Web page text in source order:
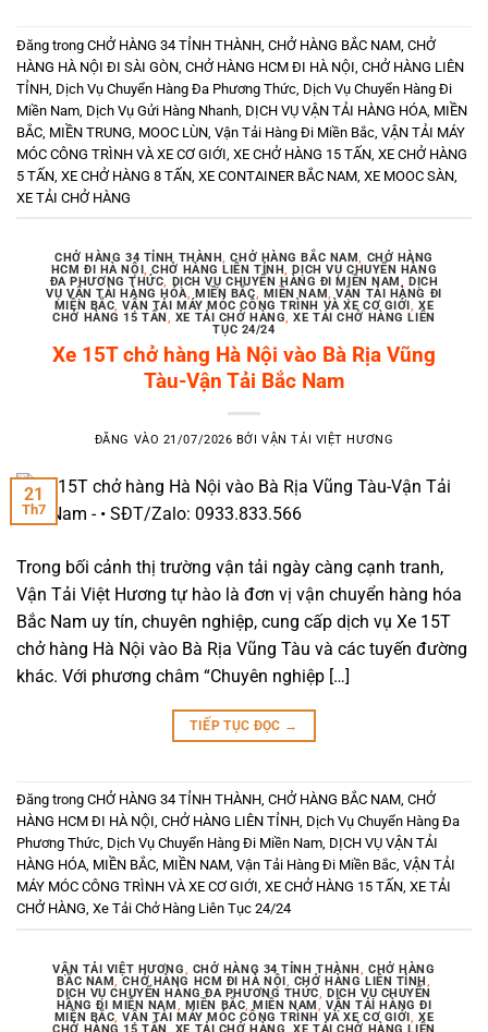
Đăng trong CHỞ HÀNG 34 TỈNH THÀNH CHỞ HÀNG BẮC NAM CHỞ
HÀNG HÀ NỘI ĐI SÀI GÒN CHỞ HÀNG HCM ĐI HÀ NỘI CHỞ HÀNG LIÊN
TỈNH Dịch Vụ Chuyển Hàng Đa Phương Thức Dịch Vụ Chuyển Hàng Đi
Miền Nam Dịch Vụ Gửi Hàng Nhanh DỊCH VỤ VẬN TẢI HÀNG HÓA MIỀN
BẮC MIỀN TRUNG MOOC LÙN Vận Tải Hàng Đi Miền Bắc VẬN TẢI MÁY
MÓC CÔNG TRÌNH VÀ XE CƠ GIỚI XE CHỞ HÀNG 15 TẤN XE CHỞ HÀNG
5 TẤN XE CHỞ HÀNG 8 TẤN XE CONTAINER BẮC NAM XE MOOC SÀN
XE TẢI CHỞ HÀNG
CHỞ HÀNG 34 TỈNH THÀNH,CHỞ HÀNG BẮC NAM, CHỞ HÀNG
HCM ĐI HÀ NỘI,CHỞ HÀNG LIÊN TỈNH, DỊCH VỤ CHUYỂN HÀNG
ĐA PHƯƠNG THỨC, DỊCH VỤ CHUYỂN HÀNG ĐI MIỀN NAM , DỊCH
VỤ VẬN TẢI HÀNG HÓA, MIỀN BẮC, MIỀN NAM,VẬN TẢI HÀNG ĐI
MIỀN BẮC,VẬN TẢI MÁY MÓC CÔNG TRÌNH VÀ XE CƠ GIỚI , XE
CHỞ HÀNG 15 TẤN , XE TẢI CHỞ HÀNG,XE TẢI CHỞ HÀNG LIÊN
TỤC 24/24
Xe 15T chở hàng Hà Nội vào Bà Rịa Vũng
Tàu-Vận Tải Bắc Nam
ĐĂNG VÀO 21/07/2026 BỞIVẬN TẢI VIỆT HƯƠNG
21
Th7
Trong bối cảnh thị trường vận tải ngày càng cạnh tranh,
Vận Tải Việt Hương tự hào là đơn vị vận chuyển hàng hóa
Bắc Nam uy tín, chuyên nghiệp, cung cấp dịch vụ Xe 15T
chở hàng Hà Nội vào Bà Rịa Vũng Tàu và các tuyến đường
khác. Với phương châm “Chuyên nghiệp […]
TIẾP TỤC ĐỌC →
Đăng trong CHỞ HÀNG 34 TỈNH THÀNH, CHỞ HÀNG BẮC NAM, CHỞ
HÀNG HCM ĐI HÀ NỘI, CHỞ HÀNG LIÊN TỈNH, Dịch Vụ Chuyển Hàng Đa
Phương Thức, Dịch Vụ Chuyển Hàng Đi Miền Nam, DỊCH VỤ VẬN TẢI
HÀNG HÓA, MIỀN BẮC, MIỀN NAM, Vận Tải Hàng Đi Miền Bắc, VẬN TẢI
MÁY MÓC CÔNG TRÌNH VÀ XE CƠ GIỚI, XE CHỞ HÀNG 15 TẤN, XE TẢI
CHỞ HÀNG, Xe Tải Chở Hàng Liên Tục 24/24
VẬN TẢI VIỆT HƯƠNG, CHỞ HÀNG 34 TỈNH THÀNH ,CHỞ HÀNG
BẮC NAM,CHỞ HÀNG HCM ĐI HÀ NỘI , CHỞ HÀNG LIÊN TỈNH,
DỊCH VỤ CHUYỂN HÀNG ĐA PHƯƠNG THỨC, DỊCH VỤ CHUYỂN
HÀNG ĐI MIỀN NAM , MIỀN BẮC, MIỀN NAM , VẬN TẢI HÀNG ĐI
MIỀN BẮC,VẬN TẢI MÁY MÓC CÔNG TRÌNH VÀ XE CƠ GIỚI , XE